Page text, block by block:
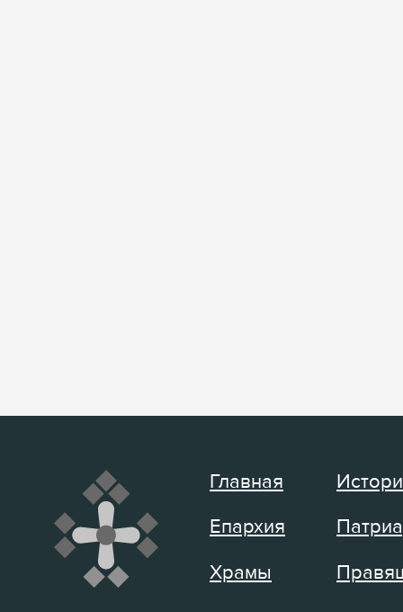
Главная
Епархия
Храмы